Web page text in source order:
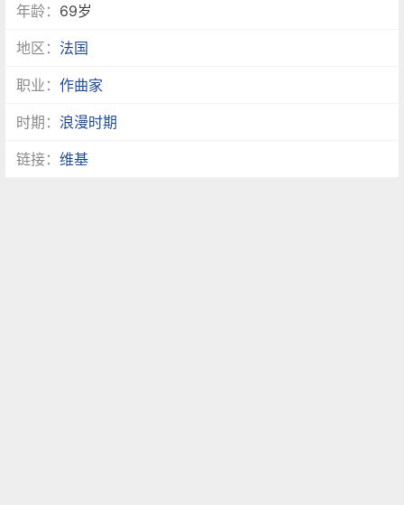
年龄： 69岁
地区： 法国
职业：作曲家
时期： 浪漫时期
链接：维基